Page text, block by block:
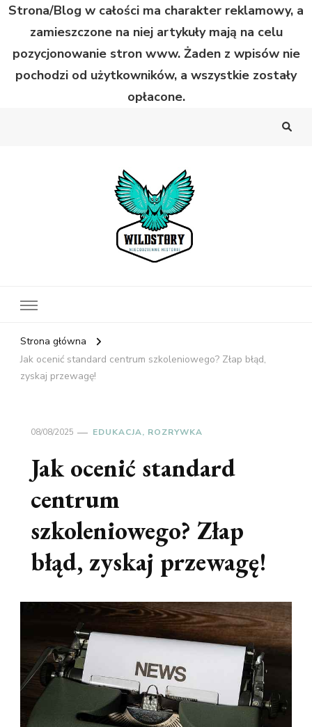
Strona/Blog w całości ma charakter reklamowy, a
zamieszczone na niej artykuły mają na celu
pozycjonowanie stron www. Żaden z wpisów nie
pochodzi od użytkowników, a wszystkie zostały
opłacone.
Strona główna
Jak ocenić standard centrum szkoleniowego? Złap błąd,
zyskaj przewagę!
08/08/2025 EDUKACJA, ROZRYWKA
Jak ocenić standard
centrum
szkoleniowego? Złap
błąd, zyskaj przewagę!